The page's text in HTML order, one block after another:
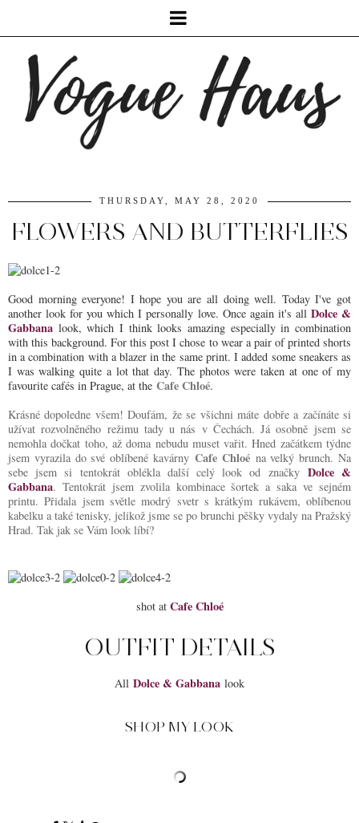
THURSDAY, MAY 28, 2020
FLOWERS AND BUTTERFLIES
Good morning everyone! I hope you are all doing well. Today I've got
another look for you which I personally love. Once again it's all Dolce &
Gabbana look, which I think looks amazing especially in combination
with this background. For this post I chose to wear a pair of printed shorts
in a combination with a blazer in the same print. I added some sneakers as
I was walking quite a lot that day. The photos were taken at one of my
favourite cafés in Prague, at the Cafe Chloé.
Krásné dopoledne všem! Doufám, že se všichni máte dobře a začínáte si
užívat rozvolněného režimu tady u nás v Čechách. Já osobně jsem se
nemohla dočkat toho, až doma nebudu muset vařit. Hned začátkem týdne
jsem vyrazila do své oblíbené kavárny Cafe Chloéna velký brunch. Na
sebe jsem si tentokrát oblékla další celý look od značky Dolce &
Gabbana. Tentokrát jsem zvolila kombinace šortek a saka ve sejném
printu. Přidala jsem světle modrý svetr s krátkým rukávem, oblíbenou
kabelku a také tenisky, jelikož jsme se po brunchi pěšky vydaly na Pražský
Hrad. Tak jak se Vám look líbí?
shot at Cafe Chloé
OUTFIT DETAILS
All Dolce & Gabbana look
SHOP MY LOOK